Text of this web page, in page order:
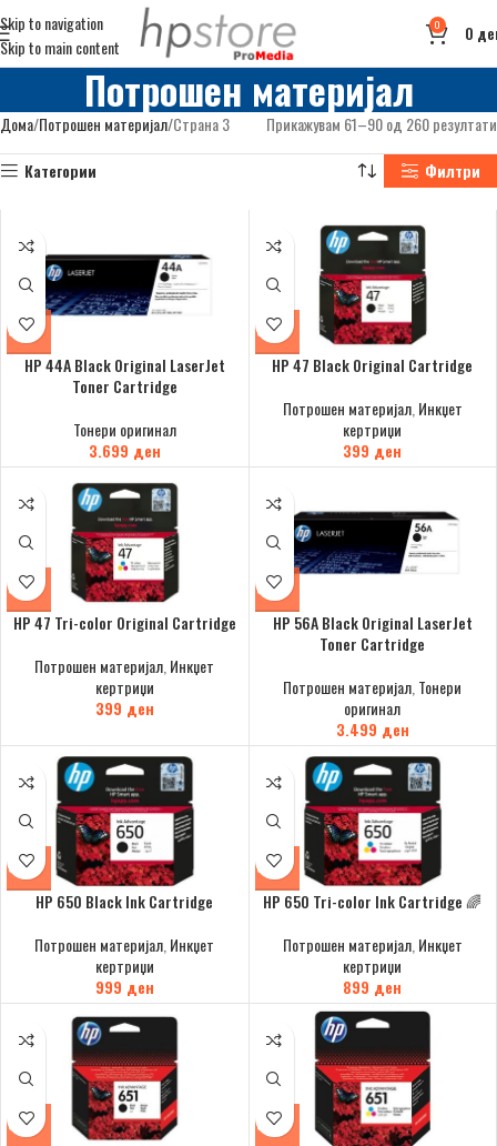
Skip to navigation
Skip to main content
0 0
Потрошен материјал
Дома Потрошен материјал Страна 3
Прикажувам 61–90 од 260 резултати
Категории
Филтри
HP 44A Black Original LaserJet
Toner Cartridge
Тонери оригинал
3.699 ден
HP 47 Black Original Cartridge
Потрошен материјал, Инкџет
кертриџи
399 ден
HP 47 Tri-color Original Cartridge
Потрошен материјал Инкџет
кертриџи
399 ден
HP 56A Black Original LaserJet
Toner Cartridge
Потрошен материјал Тонери
оригинал
3.499 ден
HP 650 Black Ink Cartridge
Потрошен материјал Инкџет
кертриџи
999 ден
HP 650 Tri-color Ink Cartridge 🌈
Потрошен материјал, Инкџет
кертриџи
899 ден